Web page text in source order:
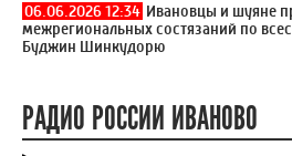
06.06.2026 12:34 Ивановцы и шуяне
межрегиональных состязаний по
Буджин Шинкудорю
РАДИО РОССИИ ИВАНОВО